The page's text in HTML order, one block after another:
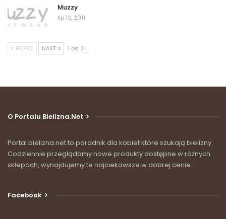
Muzzy
lip 12, 2011
POPRZ NAST 1 od 2 |
O Portalu Bielizna.net
Portal bielizna.net to poradnik dla kobiet które szukają bielizny.
Codziennie przeglądamy nowe produkty dostępne w różnych
sklepach, wynajdujemy te najciekawsze w dobrej cenie.
Facebook